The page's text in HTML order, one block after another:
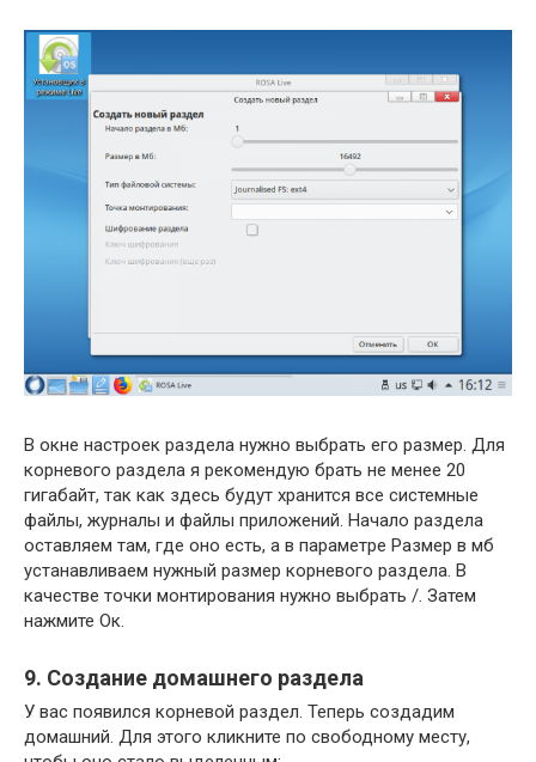
В окне настроек раздела нужно выбрать его размер. Для
корневого раздела я рекомендую брать не менее 20
гигабайт, так как здесь будут хранится все системные
файлы, журналы и файлы приложений. Начало раздела
оставляем там, где оно есть, а в параметре Размер в мб
устанавливаем нужный размер корневого раздела. В
качестве точки монтирования нужно выбрать /. Затем
нажмите Ок.
9. Создание домашнего раздела
У вас появился корневой раздел. Теперь создадим
домашний. Для этого кликните по свободному месту,